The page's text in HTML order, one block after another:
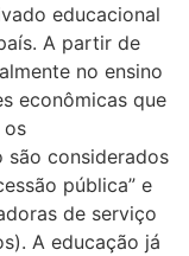
educacional
A partir de
no ensino
econômicas que
os
são considerados
pública” e
de serviço
A educação já